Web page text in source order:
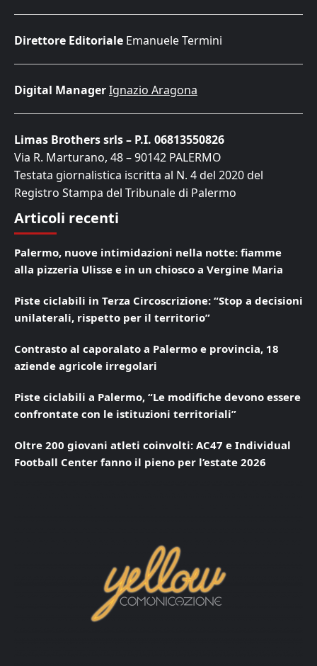
Direttore Editoriale Emanuele Termini
Digital ManagerIgnazio Aragona
Limas Brothers srls – P.I. 06813550826
Via R. Marturano, 48 – 90142 PALERMO
Testata giornalistica iscritta al N. 4 del 2020 del
Registro Stampa del Tribunale di Palermo
Articoli recenti
Palermo, nuove intimidazioni nella notte: fiamme
alla pizzeria Ulisse e in un chiosco a Vergine Maria
Piste ciclabili in Terza Circoscrizione: “Stop a decisioni
unilaterali, rispetto per il territorio”
Contrasto al caporalato a Palermo e provincia, 18
aziende agricole irregolari
Piste ciclabili a Palermo, “Le modifiche devono essere
confrontate con le istituzioni territoriali”
Oltre 200 giovani atleti coinvolti: AC47 e Individual
Football Center fanno il pieno per l’estate 2026